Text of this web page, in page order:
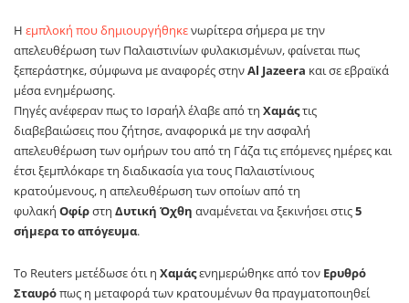
Η εμπλοκή που δημιουργήθηκενωρίτερα σήμερα με την
απελευθέρωση των Παλαιστινίων φυλακισμένων, φαίνεται πως
ξεπεράστηκε, σύμφωνα με αναφορές στηνAl Jazeera και σε εβραϊκά
μέσα ενημέρωσης.
Πηγές ανέφεραν πως το Ισραήλ έλαβε από τη Χαμάςτις
διαβεβαιώσεις που ζήτησε, αναφορικά με την ασφαλή
απελευθέρωση των ομήρων του από τη Γάζα τις επόμενες ημέρες και
έτσι ξεμπλόκαρε τη διαδικασία για τους Παλαιστίνιους
κρατούμενους, η απελευθέρωση των οποίων από τη
φυλακή Οφίρστη Δυτική Όχθη αναμένεται να ξεκινήσει στις5
σήμερα το απόγευμα.
Το Reuters μετέδωσε ότι η Χαμάςενημερώθηκε από τον Ερυθρό
Σταυρόπως η μεταφορά των κρατουμένων θα πραγματοποιηθεί